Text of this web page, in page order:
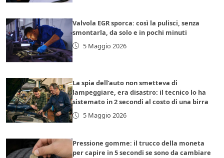
Valvola EGR sporca: così la pulisci, senza
smontarla, da solo e in pochi minuti
5 Maggio 2026
La spia dell’auto non smetteva di
lampeggiare, era disastro: il tecnico lo ha
sistemato in 2 secondi al costo di una birra
5 Maggio 2026
Pressione gomme: il trucco della moneta
per capire in 5 secondi se sono da cambiare